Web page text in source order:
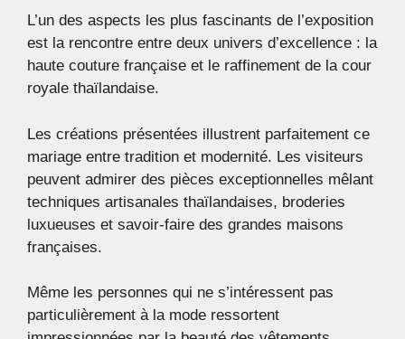
L’un des aspects les plus fascinants de l’exposition
est la rencontre entre deux univers d’excellence : la
haute couture française et le raffinement de la cour
royale thaïlandaise.
Les créations présentées illustrent parfaitement ce
mariage entre tradition et modernité. Les visiteurs
peuvent admirer des pièces exceptionnelles mêlant
techniques artisanales thaïlandaises, broderies
luxueuses et savoir-faire des grandes maisons
françaises.
Même les personnes qui ne s’intéressent pas
particulièrement à la mode ressortent